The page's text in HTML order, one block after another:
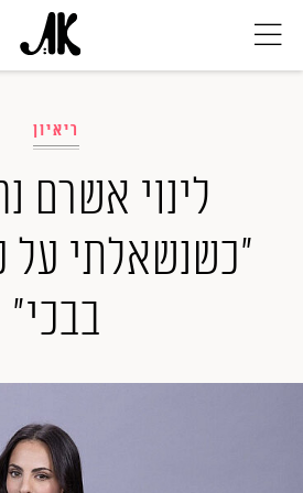
אופנה
ביוטי
סלבס
ערוצים נוספים
המגזין
ריאיון
לינוי אשרם
"כשנשאלתי על
בבכי"